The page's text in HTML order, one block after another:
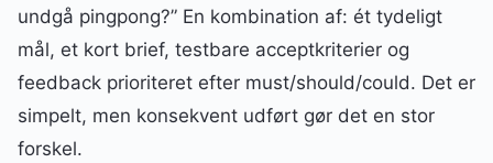
undgå pingpong?” En kombination af: ét tydeligt
mål, et kort brief, testbare acceptkriterier og
feedback prioriteret efter must/should/could. Det er
simpelt, men konsekvent udført gør det en stor
forskel.